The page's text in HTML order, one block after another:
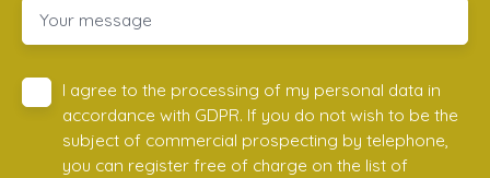
Your message
I agree to the processing of my personal data in
accordance with GDPR. If you do not wish to be the
subject of commercial prospecting by telephone,
you can register free of charge on the list of